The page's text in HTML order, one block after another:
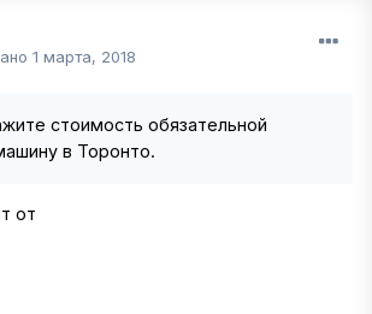
1 марта, 2018
стоимость обязательной
в Торонто.
от